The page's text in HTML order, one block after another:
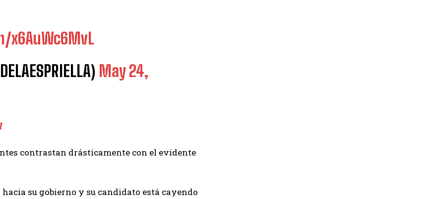
May 24,
contrastan drásticamente con el evidente
su gobierno y su candidato está cayendo